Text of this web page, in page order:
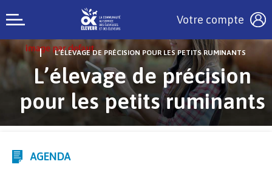
Votre compte
L’ÉLEVAGE DE PRÉCISION POUR LES PETITS RUMINANTS
L’élevage de précision
pour les petits ruminants
AGENDA